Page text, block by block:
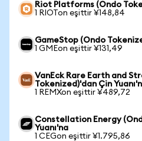
Riot Platforms (Ondo
1 RIOTon eşittir ¥148,84
GameStop (Ondo
1 GMEon eşittir ¥131,49
VanEck Rare Earth and
Tokenized)'dan Çin
1 REMXon eşittir ¥489,72
Constellation Energy
Yuanı'na
1 CEGon eşittir ¥1.795,86